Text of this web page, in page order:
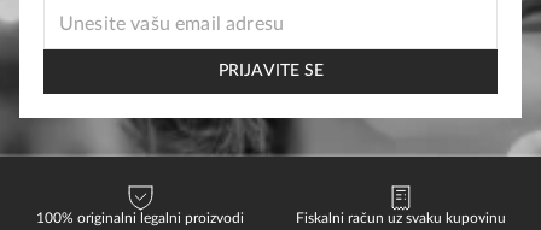
* *
PRIJAVITE SE
100% originalni legalni proizvodi Fiskalni račun uz svaku kupovinu